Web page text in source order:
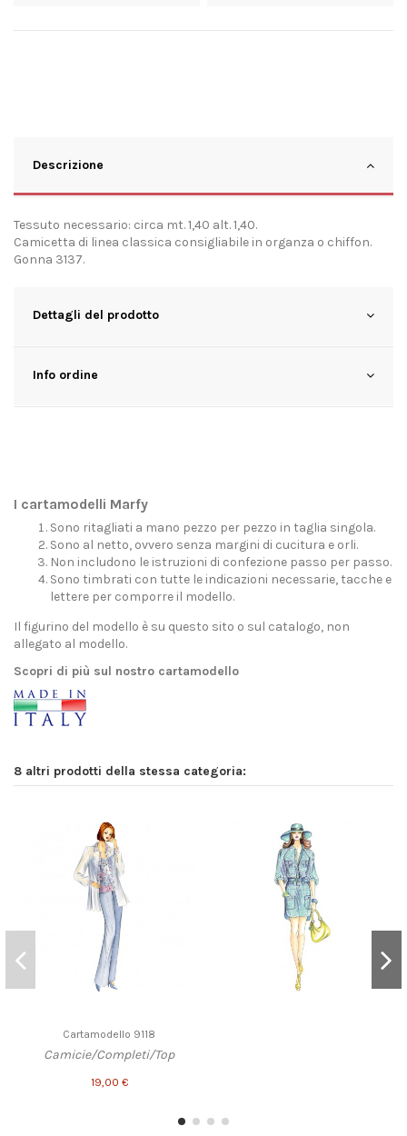
Descrizione
Tessuto necessario: circa mt. 1,40 alt. 1,40.
Camicetta di linea classica consigliabile in organza o chiffon.
Gonna 3137.
Dettagli del prodotto
Info ordine
I cartamodelli Marfy
Sono ritagliati a mano pezzo per pezzo in taglia singola.
Sono al netto, ovvero senza margini di cucitura e orli.
Non includono le istruzioni di confezione passo per passo.
Sono timbrati con tutte le indicazioni necessarie, tacche e
lettere per comporre il modello.
Il figurino del modello è su questo sito o sul catalogo, non
allegato al modello.
Scopri di più sul nostro cartamodello
8 altri prodotti della stessa categoria:
Cartamodello 9118
Camicie/Completi/Top
19,00 €